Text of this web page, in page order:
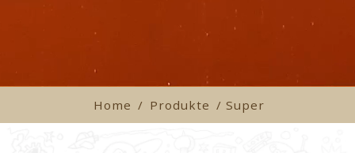
Home / Produkte / Super